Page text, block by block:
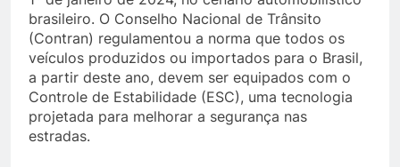
brasileiro. O Conselho Nacional de Trânsito
(Contran) regulamentou a norma que todos os
veículos produzidos ou importados para o Brasil,
a partir deste ano, devem ser equipados com o
Controle de Estabilidade (ESC), uma tecnologia
projetada para melhorar a segurança nas
estradas.